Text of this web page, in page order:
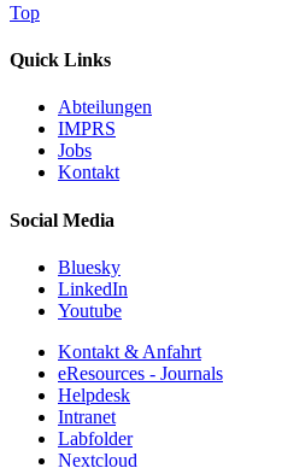
Top
Quick Links
Abteilungen
IMPRS
Jobs
Kontakt
Social Media
Bluesky
LinkedIn
Youtube
Kontakt & Anfahrt
eResources - Journals
Helpdesk
Intranet
Labfolder
Nextcloud